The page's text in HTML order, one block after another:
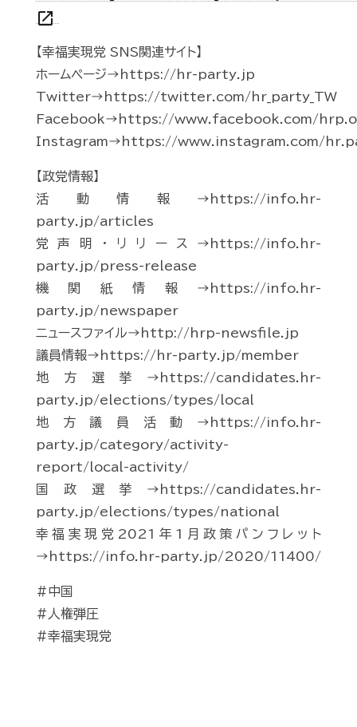
open_in_new
【幸福実現党 SNS関連サイト】
ホームページ→https://hr-party.jp
Twitter→https://twitter.com/hr_party_TW
Facebook→https://www.facebook.com/
Instagram→https://www.instagram.com/
【政党情報】
活動情報→https://info.hr-
party.jp/articles
党声明・リリース→https://info.hr-
party.jp/press-release
機関紙情報→https://info.hr-
party.jp/newspaper
ニュースファイル→http://hrp-newsfile.jp
議員情報→https://hr-party.jp/member
地方選挙→https://candidates.hr-
party.jp/elections/types/local
地方議員活動→https://info.hr-
party.jp/category/activity-
report/local-activity/
国政選挙→https://candidates.hr-
party.jp/elections/types/national
幸福実現党2021年1月政策パンフレット
→https://info.hr-party.jp/2020/11400/
#中国
#人権弾圧
#幸福実現党